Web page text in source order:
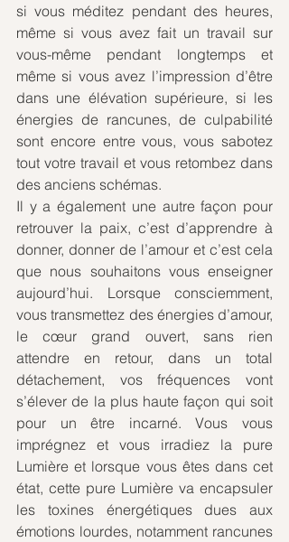
si vous méditez pendant des heures,
même si vous avez fait un travail sur
vous-même pendant longtemps et
même si vous avez l’impression d’être
dans une élévation supérieure, si les
énergies de rancunes, de culpabilité
sont encore entre vous, vous sabotez
tout votre travail et vous retombez dans
des anciens schémas.
Il y a également une autre façon pour
retrouver la paix, c’est d’apprendre à
donner, donner de l’amour et c’est cela
que nous souhaitons vous enseigner
aujourd’hui. Lorsque consciemment,
vous transmettez des énergies d’amour,
le cœur grand ouvert, sans rien
attendre en retour, dans un total
détachement, vos fréquences vont
s’élever de la plus haute façon qui soit
pour un être incarné. Vous vous
imprégnez et vous irradiez la pure
Lumière et lorsque vous êtes dans cet
état, cette pure Lumière va encapsuler
les toxines énergétiques dues aux
émotions lourdes, notamment rancunes